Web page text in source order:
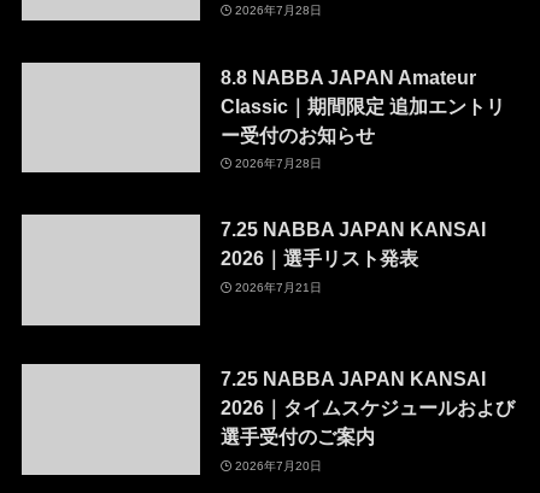
2026年7月28日
8.8 NABBA JAPAN Amateur
Classic｜期間限定 追加エントリ
ー受付のお知らせ
2026年7月28日
7.25 NABBA JAPAN KANSAI
2026｜選手リスト発表
2026年7月21日
7.25 NABBA JAPAN KANSAI
2026｜タイムスケジュールおよび
選手受付のご案内
2026年7月20日